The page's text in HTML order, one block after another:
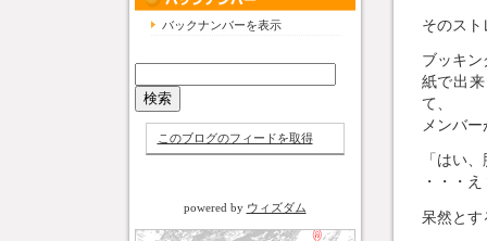
バックナンバーを表示
このブログのフィードを取得
powered by ウィズダム
そのス
ブッキ
紙で出
て、
メンバ
「はい
・・・
呆然とす